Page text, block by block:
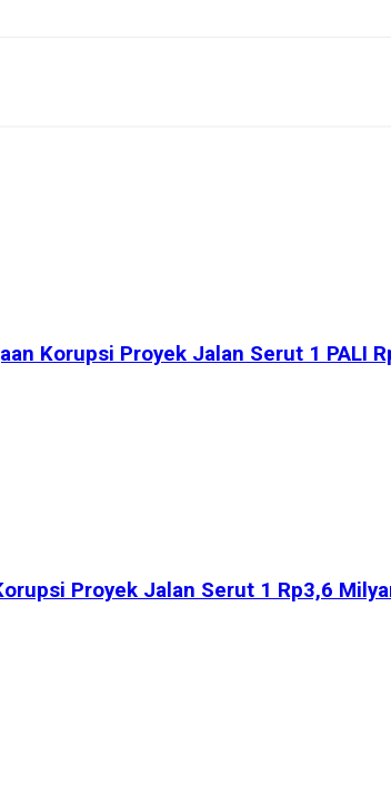
Korupsi Proyek Jalan Serut 1 PALI
Proyek Jalan Serut 1 Rp3,6